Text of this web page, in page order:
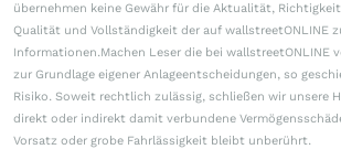
übernehmen keine Gewähr für die Aktualität,
Qualität und Vollständigkeit der auf wallstreetONLINE
Informationen.Machen Leser die bei
zur Grundlage eigener Anlageentscheidungen, so
Risiko. Soweit rechtlich zulässig, schließen wir unsere
direkt oder indirekt damit verbundene
Vorsatz oder grobe Fahrlässigkeit bleibt unberührt.